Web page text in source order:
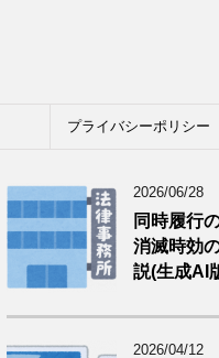
プライバシーポリシー
2026/06/28
同時履行
消滅時効
説(生成AI
2026/04/12